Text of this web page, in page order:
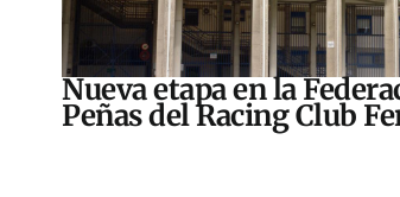
Nueva etapa en la
Peñas del Racing Club